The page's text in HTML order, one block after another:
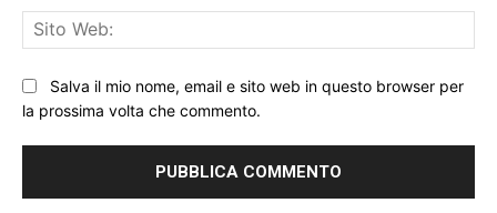
Salva il mio nome, email e sito web in questo browser per
la prossima volta che commento.